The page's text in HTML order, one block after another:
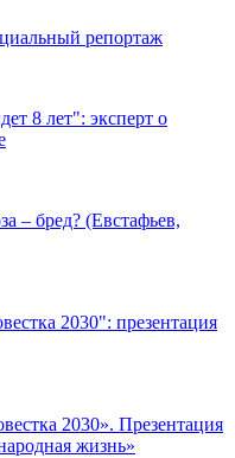
репортаж
8 лет": эксперт о
– бред? (Евстафьев,
2030": презентация
2030». Презентация
жизнь»